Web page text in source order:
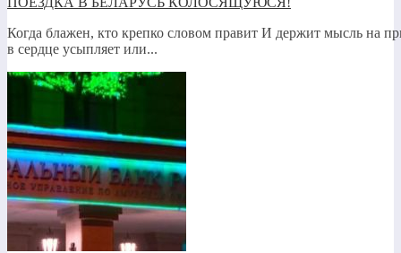
Когда блажен, кто крепко словом правит И держит мысль на
в сердце усыпляет или...